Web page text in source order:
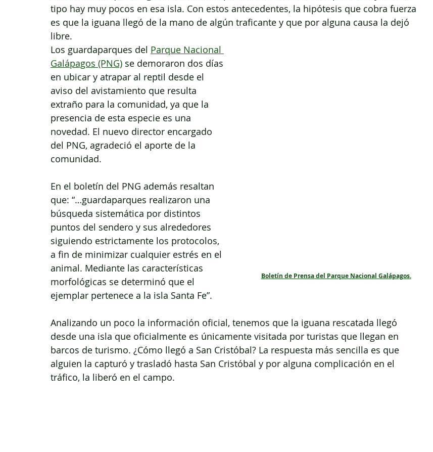
tipo hay muy pocos en esa isla. Con estos antecedentes, la hipótesis que cobra fuerza
es que la iguana llegó de la mano de algún traficante y que por alguna causa la dejó
libre.
Boletín de Prensa del Parque Nacional Galápagos.
Los guardaparques del Parque Nacional
Galápagos (PNG) se demoraron dos días
en ubicar y atrapar al reptil desde el
aviso del avistamiento que resulta
extraño para la comunidad, ya que la
presencia de esta especie es una
novedad. El nuevo director encargado
del PNG, agradeció el aporte de la
comunidad.
En el boletín del PNG además resaltan
que: “…guardaparques realizaron una
búsqueda sistemática por distintos
puntos del sendero y sus alrededores
siguiendo estrictamente los protocolos,
a fin de minimizar cualquier estrés en el
animal. Mediante las características
morfológicas se determinó que el
ejemplar pertenece a la isla Santa Fe”.
Analizando un poco la información oficial, tenemos que la iguana rescatada llegó
desde una isla que oficialmente es únicamente visitada por turistas que llegan en
barcos de turismo. ¿Cómo llegó a San Cristóbal? La respuesta más sencilla es que
alguien la capturó y trasladó hasta San Cristóbal y por alguna complicación en el
tráfico, la liberó en el campo.